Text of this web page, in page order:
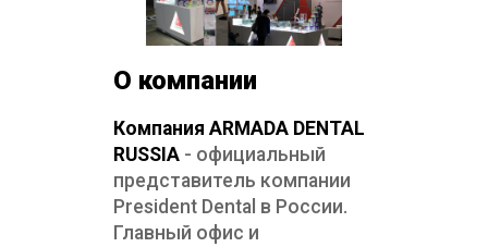
О компании
Компания ARMADA DENTAL
RUSSIA- официальный
представитель компании
President Dental в России.
Главный офис и